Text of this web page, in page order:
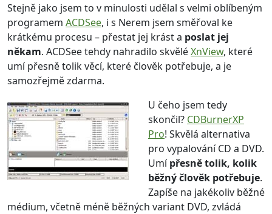
Stejně jako jsem to v minulosti udělal s velmi oblíbeným
programem ACDSee, i s Nerem jsem směřoval ke
krátkému procesu – přestat jej krást a poslat jej
někam. ACDSee tehdy nahradilo skvěléXnView, které
umí přesně tolik věcí, které člověk potřebuje, a je
samozřejmě zdarma.
U čeho jsem tedy
skončil? CDBurnerXP
Pro! Skvělá alternativa
pro vypalování CD a DVD.
Umípřesně tolik, kolik
běžný člověk potřebuje.
Zapíše na jakékoliv běžné
médium, včetně méně běžných variant DVD, zvládá